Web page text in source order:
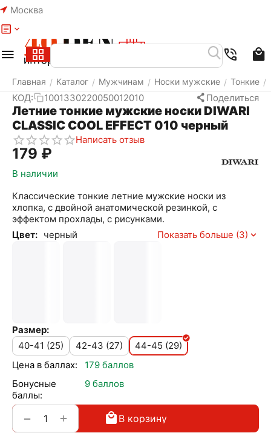
Москва
Главная / Каталог / Мужчинам / Носки мужские / Тонкие /
КОД: 1001330220050012010 Поделиться
Летние тонкие мужские носки DIWARI
CLASSIC COOL EFFECT 010 черный
Написать отзыв
‍179‍ ₽
В наличии
Классические тонкие летние мужские носки из
хлопка, с двойной анатомической резинкой, с
эффектом прохлады, с рисунками.
Цвет: черный Показать больше (3)
Размер:
40-41 (25)
42-43 (27)
44-45 (29)
Цена в баллах:
179 баллов
Бонусные
баллы:
9 баллов
+
− В корзину
Меню